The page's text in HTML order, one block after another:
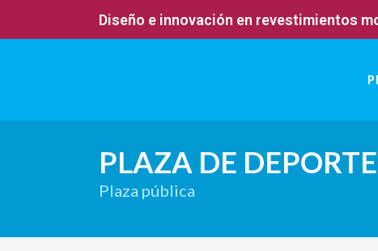
Diseño e innovación en revestimientos
PLAZA DE
Plaza pública